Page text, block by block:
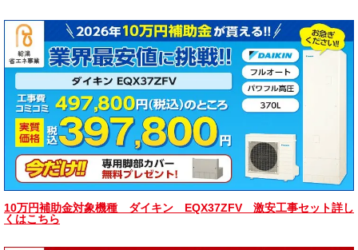
10万円補助金対象機種 ダイキン EQX37ZFV 激安工事セット詳し
くはこちら